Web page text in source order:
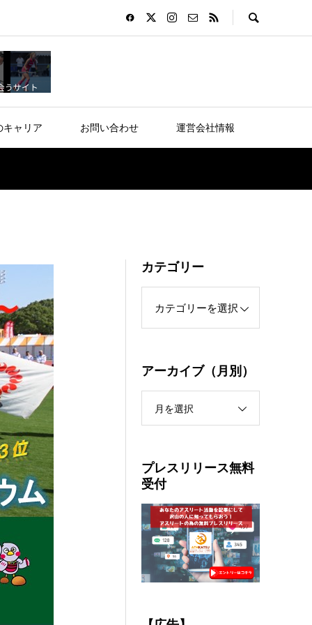
キャリア お問い合わせ 運営会社情報
カテゴリー
アーカイブ（月別）
月を選択
プレスリリース無料
受付